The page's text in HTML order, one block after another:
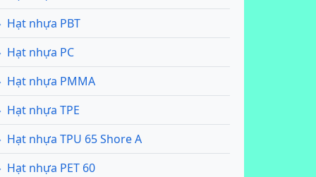
Hạt nhựa PBT
Hạt nhựa PC
Hạt nhựa PMMA
Hạt nhựa TPE
Hạt nhựa TPU 65 Shore A
Hạt nhựa PET 60